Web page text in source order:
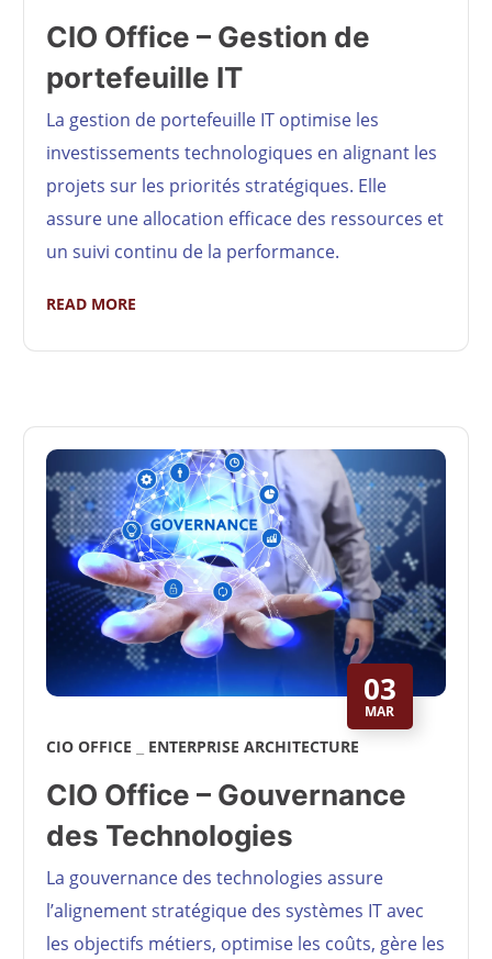
CIO Office – Gestion de
portefeuille IT
La gestion de portefeuille IT optimise les
investissements technologiques en alignant les
projets sur les priorités stratégiques. Elle
assure une allocation efficace des ressources et
un suivi continu de la performance.
READ MORE
03
MAR
CIO OFFICE ENTERPRISE ARCHITECTURE
CIO Office – Gouvernance
des Technologies
La gouvernance des technologies assure
l’alignement stratégique des systèmes IT avec
les objectifs métiers, optimise les coûts, gère les